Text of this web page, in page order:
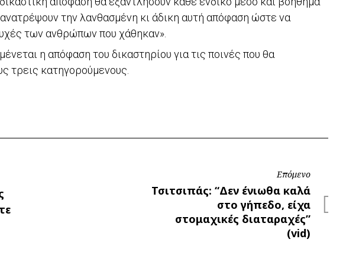
την λανθασμένη κι άδικη αυτή απόφαση ώστε να
των ανθρώπων που χάθηκαν».
η απόφαση του δικαστηρίου για τις ποινές που θα
τρεις κατηγορούμενους.
Επόμενο
Επόμενο
Τσιτσιπάς: “Δεν ένιωθα καλά
στο γήπεδο, είχα
στομαχικές διαταραχές”
(vid)